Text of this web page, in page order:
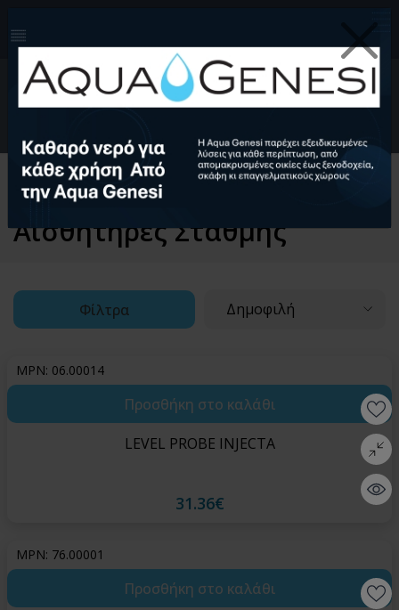
Ελληνικά (EL)
English (EN)
Αρχική Υδραυλικά Εξαρτήματα Όργανα Μέτρησης
Αισθητήρες Στάθμης
Φίλτρα Δημοφιλή
MPN: 06.00014
Quick
Προσθήκη στο καλάθι
LEVEL PROBE INJECTA
31.36€
MPN: 76.00001
Προσθήκη στο καλάθι